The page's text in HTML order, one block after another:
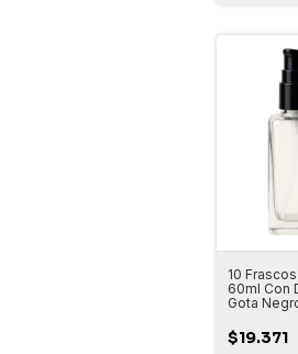
10
60ml Con
Gota
$19.371